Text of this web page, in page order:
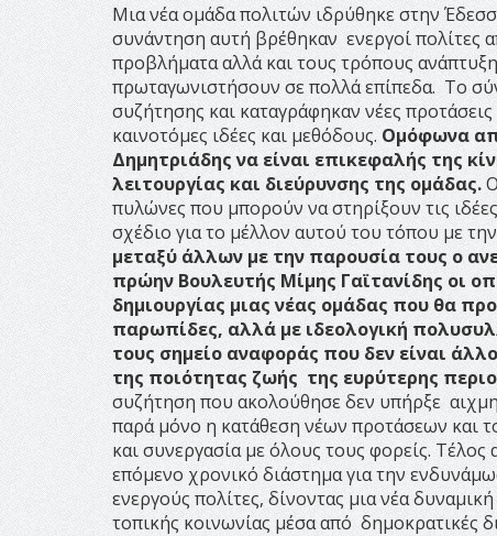
Μια νέα ομάδα πολιτών ιδρύθηκε στην
συνάντηση αυτή βρέθηκαν ενεργοί πολίτες
προβλήματα αλλά και τους τρόπους
πρωταγωνιστήσουν σε πολλά επίπεδα. Το
συζήτησης και καταγράφηκαν νέες
καινοτόμες ιδέες και μεθόδους.Ομόφωνα
Δημητριάδης να είναι επικεφαλής της
λειτουργίας και διεύρυνσης της ομάδας.
πυλώνες που μπορούν να στηρίξουν τις
σχέδιο για το μέλλον αυτού του τόπου με
μεταξύ άλλων με την παρουσία τους ο
πρώην Βουλευτής Μίμης Γαϊτανίδης οι
δημιουργίας μιας νέας ομάδας που θα
παρωπίδες, αλλά με ιδεολογική
τους σημείο αναφοράς που δεν είναι
της ποιότητας ζωής της ευρύτερης
συζήτηση που ακολούθησε δεν υπήρξε
παρά μόνο η κατάθεση νέων προτάσεων και
και συνεργασία με όλους τους φορείς.
επόμενο χρονικό διάστημα για την
ενεργούς πολίτες, δίνοντας μια νέα
τοπικής κοινωνίας μέσα από δημοκρατικές